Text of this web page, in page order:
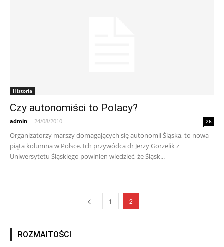
Historia
Czy autonomiści to Polacy?
admin - 24/08/2010 26
Organizatorzy marszy domagających się autonomii Śląska, to nowa
piąta kolumna w Polsce. Ich przywódca dr Jerzy Gorzelik z
Uniwersytetu Śląskiego powinien wiedzieć, że Śląsk...
1 2
ROZMAITOŚCI